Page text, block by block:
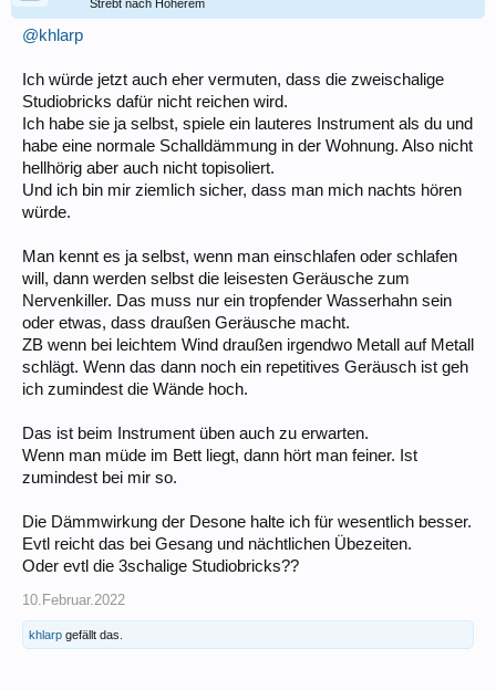
Strebt nach Höherem
@khlarp
Ich würde jetzt auch eher vermuten, dass die zweischalige
Studiobricks dafür nicht reichen wird.
Ich habe sie ja selbst, spiele ein lauteres Instrument als du und
habe eine normale Schalldämmung in der Wohnung. Also nicht
hellhörig aber auch nicht topisoliert.
Und ich bin mir ziemlich sicher, dass man mich nachts hören
würde.
Man kennt es ja selbst, wenn man einschlafen oder schlafen
will, dann werden selbst die leisesten Geräusche zum
Nervenkiller. Das muss nur ein tropfender Wasserhahn sein
oder etwas, dass draußen Geräusche macht.
ZB wenn bei leichtem Wind draußen irgendwo Metall auf Metall
schlägt. Wenn das dann noch ein repetitives Geräusch ist geh
ich zumindest die Wände hoch.
Das ist beim Instrument üben auch zu erwarten.
Wenn man müde im Bett liegt, dann hört man feiner. Ist
zumindest bei mir so.
Die Dämmwirkung der Desone halte ich für wesentlich besser.
Evtl reicht das bei Gesang und nächtlichen Übezeiten.
Oder evtl die 3schalige Studiobricks??
10.Februar.2022
khlarp gefällt das.